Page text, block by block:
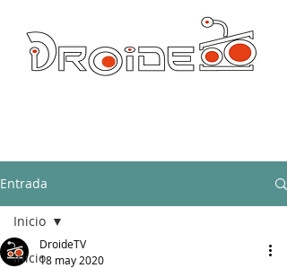
Entrada
Inicio
Inicio
DroideTV
18 may 2020